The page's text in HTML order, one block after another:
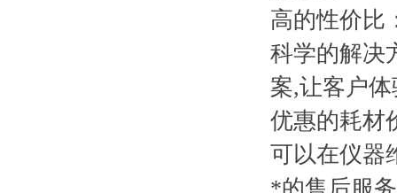
高的性价比
科学的解决
案,让客户
优惠的耗材
可以在仪器